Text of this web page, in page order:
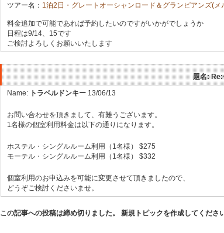
ツアー名： 1泊2日・グレートオーシャンロード＆グランピアンズ(メ
料金追加で可能であれば予約したいのですがいかがでしょうか
日程は9/14、15です
ご検討よろしくお願いいたします
題名: Re:
Name:
トラベルドンキー 13/06/13
お問い合わせを頂きまして、有難うございます。
1名様の個室利用料金は以下の通りになります。
ホステル・シングルルーム利用（1名様） $275
モーテル・シングルルーム利用（1名様） $332
個室利用のお申込みを可能に変更させて頂きましたので、
どうぞご検討くださいませ。
この記事への投稿は締め切りました。 新規トピックを作成してください